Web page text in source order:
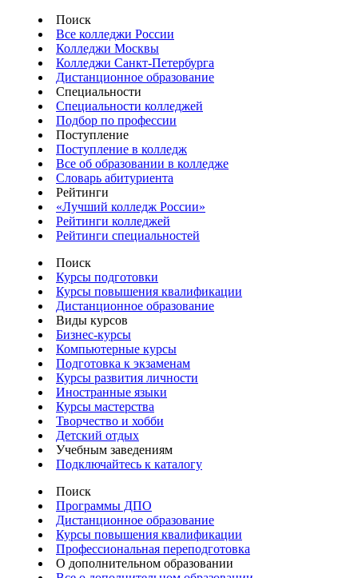
Поиск
Все колледжи России
Колледжи Москвы
Колледжи Санкт-Петербурга
Дистанционное образование
Специальности
Специальности колледжей
Подбор по профессии
Поступление
Поступление в колледж
Все об образовании в колледже
Словарь абитуриента
Рейтинги
«Лучший колледж России»
Рейтинги колледжей
Рейтинги специальностей
Поиск
Курсы подготовки
Курсы повышения квалификации
Дистанционное образование
Виды курсов
Бизнес-курсы
Компьютерные курсы
Подготовка к экзаменам
Курсы развития личности
Иностранные языки
Курсы мастерства
Творчество и хобби
Детский отдых
Учебным заведениям
Подключайтесь к каталогу
Поиск
Программы ДПО
Дистанционное образование
Курсы повышения квалификации
Профессиональная переподготовка
О дополнительном образовании